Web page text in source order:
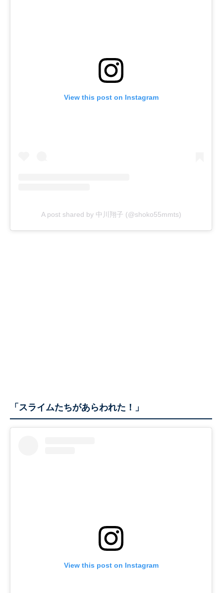
View this post on Instagram
A post shared by 中川翔子 (@shoko55mmts)
「スライムたちがあらわれた！」
View this post on Instagram